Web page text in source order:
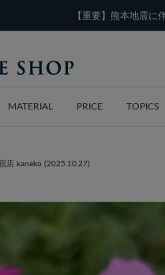
【重要】熊本地震に
MATERIAL PRICE TOPICS
店 kaneko (2025.10.27)